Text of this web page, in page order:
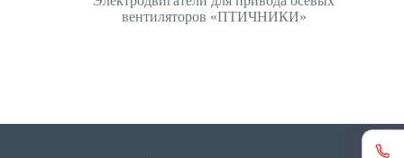
вентиляторов «ПТИЧНИКИ»